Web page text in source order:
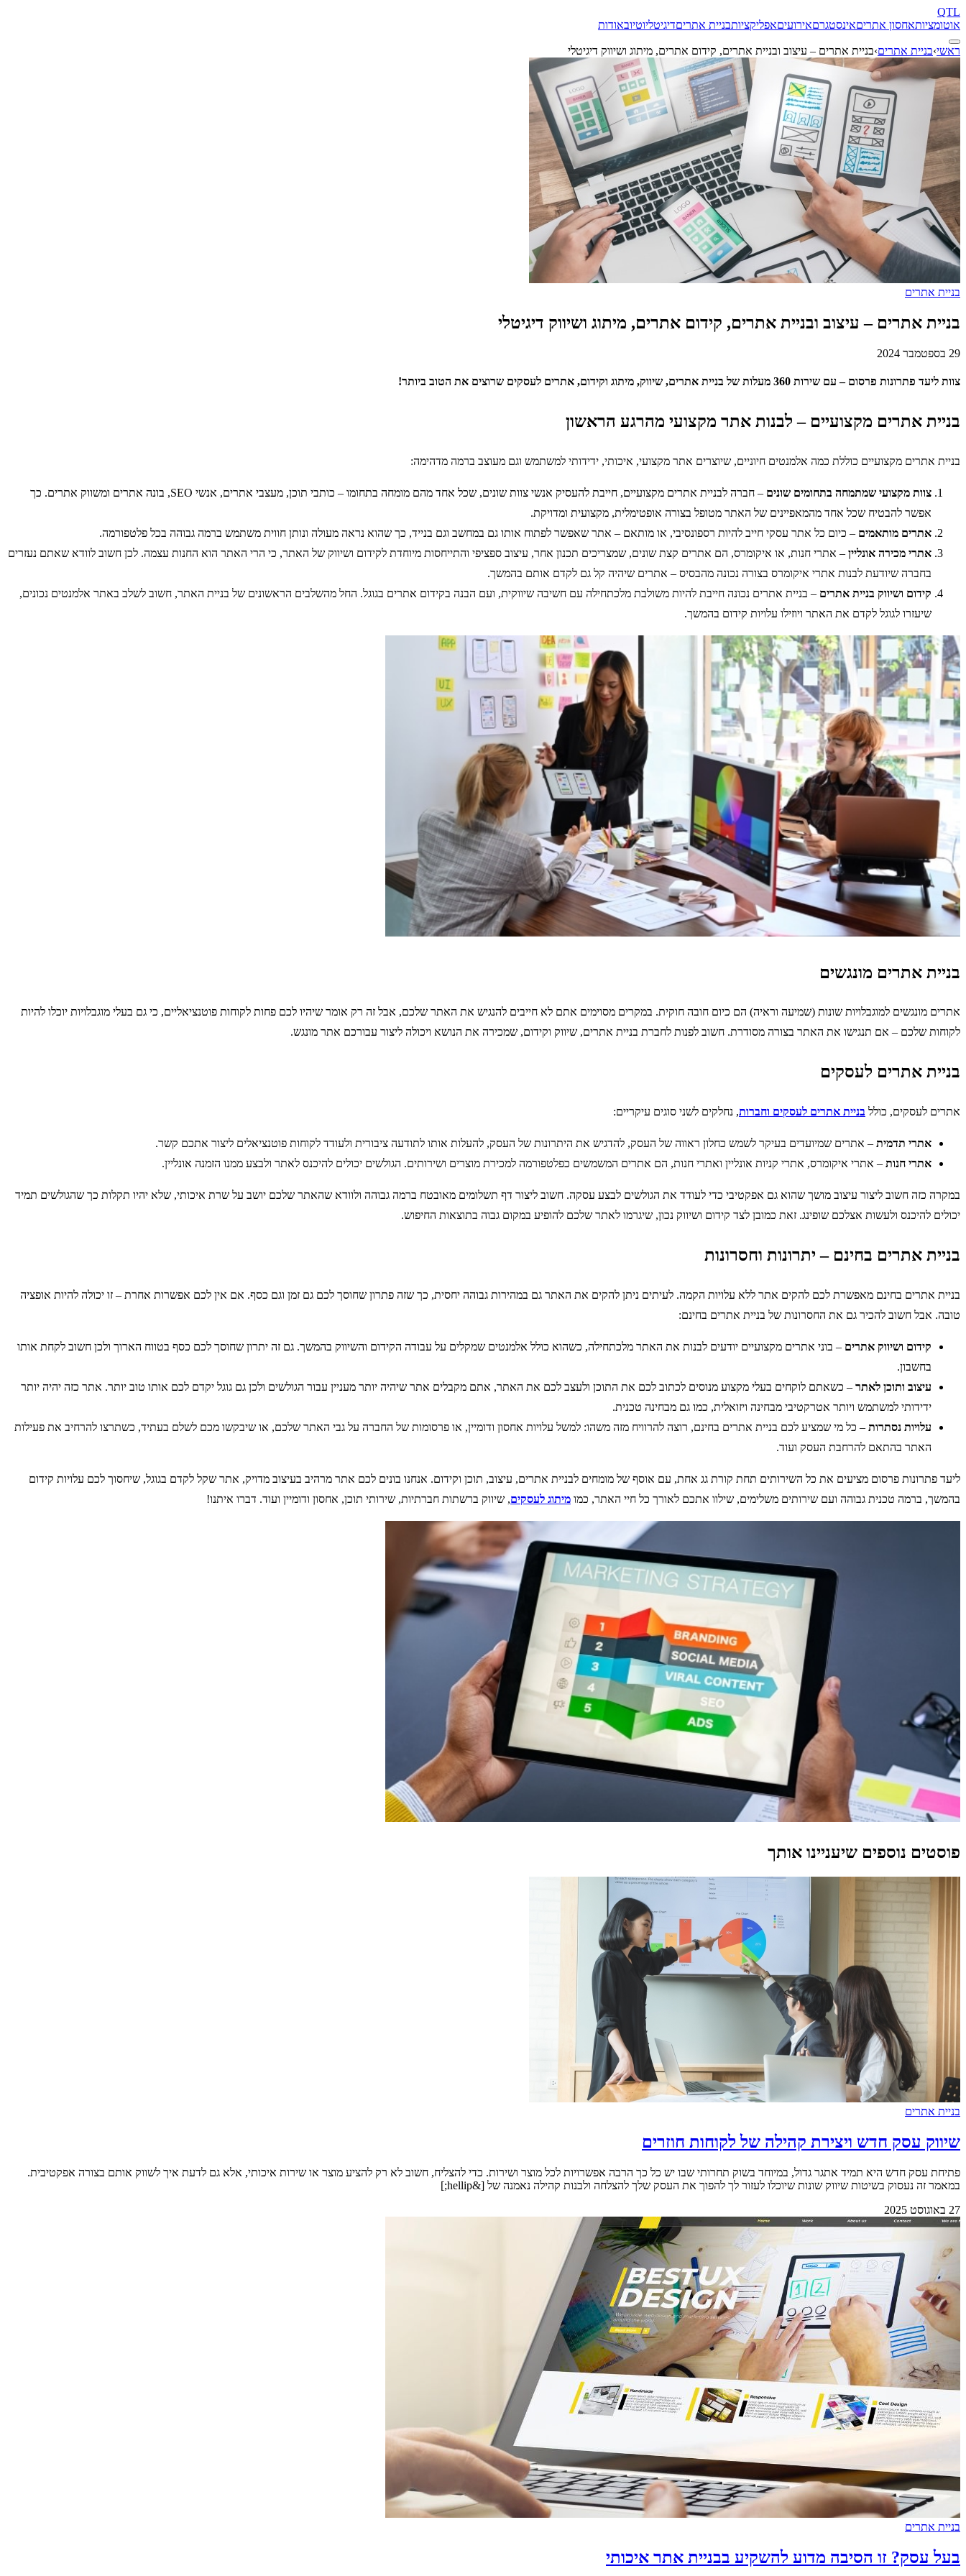
QTL
אוטומציותאחסון אתריםאינסטגרםאירועיםאפליקציותבניית אתריםדיגיטליוטיובאודות
ראשי›בניית אתרים›בניית אתרים – עיצוב ובניית אתרים, קידום אתרים, מיתוג ושיווק דיגיטלי
בניית אתרים
בניית אתרים – עיצוב ובניית אתרים, קידום אתרים, מיתוג ושיווק דיגיטלי
29 בספטמבר 2024
צוות ליעד פתרונות פרסום – עם שירות 360 מעלות של בניית אתרים, שיווק, מיתוג וקידום, אתרים לעסקים שרוצים את הטוב ביותר!
בניית אתרים מקצועיים – לבנות אתר מקצועי מהרגע הראשון
בניית אתרים מקצועיים כוללת כמה אלמנטים חיוניים, שיוצרים אתר מקצועי, איכותי, ידידותי למשתמש וגם מעוצב ברמה מדהימה:
צוות מקצועי שמתמחה בתחומים שונים
– חברה לבניית אתרים מקצועיים, חייבת להעסיק אנשי צוות שונים, שכל אחד מהם מומחה בתחומו – כותבי תוכן, מעצבי אתרים, אנשי SEO, בונה אתרים ומשווק אתרים. כך
אפשר להבטיח שכל אחד מהמאפיינים של האתר מטופל בצורה אופטימלית, מקצועית ומדויקת.
אתרים מותאמים – כיום כל אתר עסקי חייב להיות רספונסיבי, או מותאם – אתר שאפשר לפתוח אותו גם במחשב וגם בנייד, כך שהוא נראה מעולה ונותן חווית משתמש ברמה גבוהה בכל פלטפורמה.
אתרי מכירה אונליין – אתרי חנות, או איקומרס, הם אתרים קצת שונים, שמצריכים תכנון אחר, עיצוב ספציפי והתייחסות מיוחדת לקידום ושיווק של האתר, כי הרי האתר הוא החנות עצמה. לכן חשוב לוודא שאתם נעזרים
בחברה שיודעת לבנות אתרי איקומרס בצורה נכונה מהבסיס – אתרים שיהיה קל גם לקדם אותם בהמשך.
קידום ושיווק בניית אתרים – בניית אתרים נכונה חייבת להיות משולבת מלכתחילה עם חשיבה שיווקית, ועם הבנה בקידום אתרים בגוגל. החל מהשלבים הראשונים של בניית האתר, חשוב לשלב באתר אלמנטים נכונים,
שיעזרו לגוגל לקדם את האתר ויוזילו עלויות קידום בהמשך.
בניית אתרים מונגשים
אתרים מונגשים למוגבלויות שונות (שמיעה וראיה) הם כיום חובה חוקית. במקרים מסוימים אתם לא חייבים להנגיש את האתר שלכם, אבל זה רק אומר שיהיו לכם פחות לקוחות פוטנציאליים, כי גם בעלי מוגבלויות יוכלו להיות
לקוחות שלכם – אם תנגישו את האתר בצורה מסודרת. חשוב לפנות לחברת בניית אתרים, שיווק וקידום, שמכירה את הנושא ויכולה ליצור עבורכם אתר מונגש.
בניית אתרים לעסקים
אתרים לעסקים, כולל בניית אתרים לעסקים וחברות, נחלקים לשני סוגים עיקריים:
אתרי תדמית – אתרים שמיועדים בעיקר לשמש כחלון ראווה של העסק, להדגיש את היתרונות של העסק, להעלות אותו לתודעה ציבורית ולעודד לקוחות פוטנציאלים ליצור אתכם קשר.
אתרי חנות – אתרי איקומרס, אתרי קניות אונליין ואתרי חנות, הם אתרים המשמשים כפלטפורמה למכירת מוצרים ושירותים. הגולשים יכולים להיכנס לאתר ולבצע ממנו הזמנה אונליין.
במקרה כזה חשוב ליצור עיצוב מושך שהוא גם אפקטיבי כדי לעודד את הגולשים לבצע עסקה. חשוב ליצור דף תשלומים מאובטח ברמה גבוהה ולוודא שהאתר שלכם יושב על שרת איכותי, שלא יהיו תקלות כך שהגולשים תמיד
יכולים להיכנס ולעשות אצלכם שופינג. זאת כמובן לצד קידום ושיווק נכון, שיגרמו לאתר שלכם להופיע במקום גבוה בתוצאות החיפוש.
בניית אתרים בחינם – יתרונות וחסרונות
בניית אתרים בחינם מאפשרת לכם להקים אתר ללא עלויות הקמה. לעיתים ניתן להקים את האתר גם במהירות גבוהה יחסית, כך שזה פתרון שחוסך לכם גם זמן וגם כסף. אם אין לכם אפשרות אחרת – זו יכולה להיות אופציה
טובה. אבל חשוב להכיר גם את החסרונות של בניית אתרים בחינם:
קידום ושיווק אתרים – בוני אתרים מקצועיים יודעים לבנות את האתר מלכתחילה, כשהוא כולל אלמנטים שמקלים על עבודה הקידום והשיווק בהמשך. גם זה יתרון שחוסך לכם כסף בטווח הארוך ולכן חשוב לקחת אותו
בחשבון.
עיצוב ותוכן לאתר – כשאתם לוקחים בעלי מקצוע מנוסים לכתוב לכם את התוכן ולעצב לכם את האתר, אתם מקבלים אתר שיהיה יותר מעניין עבור הגולשים ולכן גם גוגל יקדם לכם אותו טוב יותר. אתר כזה יהיה יותר
ידידותי למשתמש ויותר אטרקטיבי מבחינה ויזואלית, כמו גם מבחינה טכנית.
עלויות נסתרות – כל מי שמציע לכם בניית אתרים בחינם, רוצה להרוויח מזה משהו: למשל עלויות אחסון ודומיין, או פרסומות של החברה על גבי האתר שלכם, או שיבקשו מכם לשלם בעתיד, כשתרצו להרחיב את פעילות
האתר בהתאם להרחבת העסק ועוד.
ליעד פתרונות פרסום מציעים את כל השירותים תחת קורת גג אחת, עם אוסף של מומחים לבניית אתרים, עיצוב, תוכן וקידום. אנחנו בונים לכם אתר מרהיב בעיצוב מדויק, אתר שקל לקדם בגוגל, שיחסוך לכם עלויות קידום
בהמשך, ברמה טכנית גבוהה ועם שירותים משלימים, שילוו אתכם לאורך כל חיי האתר, כמו מיתוג לעסקים, שיווק ברשתות חברתיות, שירותי תוכן, אחסון ודומיין ועוד. דברו איתנו!
פוסטים נוספים שיעניינו אותך
בניית אתרים
שיווק עסק חדש ויצירת קהילה של לקוחות חוזרים
פתיחת עסק חדש היא תמיד אתגר גדול, במיוחד בשוק תחרותי שבו יש כל כך הרבה אפשרויות לכל מוצר ושירות. כדי להצליח, חשוב לא רק להציע מוצר או שירות איכותי, אלא גם לדעת איך לשווק אותם בצורה אפקטיבית.
במאמר זה נעסוק בשיטות שיווק שונות שיוכלו לעזור לך להפוך את העסק שלך להצלחה ולבנות קהילה נאמנה של [&hellip;]
27 באוגוסט 2025
בניית אתרים
בעל עסק? זו הסיבה מדוע להשקיע בבניית אתר איכותי